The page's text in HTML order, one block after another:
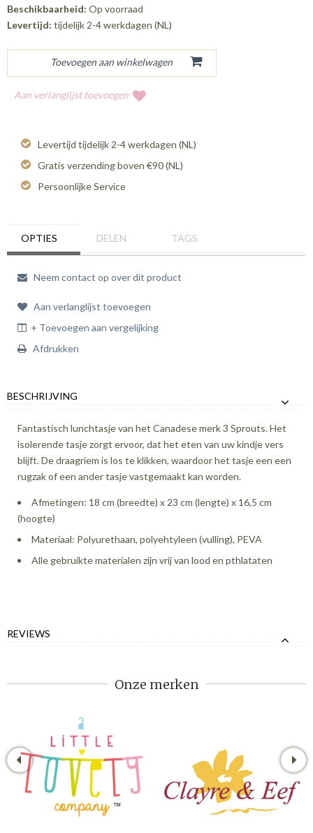
Beschikbaarheid: Op voorraad
Levertijd: tijdelijk 2-4 werkdagen (NL)
Aan verlanglijst toevoegen
Levertijd tijdelijk 2-4 werkdagen (NL)
Gratis verzending boven €90 (NL)
Persoonlijke Service
OPTIES DELEN TAGS
Neem contact op over dit product
Aan verlanglijst toevoegen
+ Toevoegen aan vergelijking
Afdrukken
BESCHRIJVING
Fantastisch lunchtasje van het Canadese merk 3 Sprouts. Het
isolerende tasje zorgt ervoor, dat het eten van uw kindje vers
blijft. De draagriem is los te klikken, waardoor het tasje een een
rugzak of een ander tasje vastgemaakt kan worden.
Afmetingen: 18 cm (breedte) x 23 cm (lengte) x 16,5 cm
(hoogte)
Materiaal: Polyurethaan, polyehtyleen (vulling), PEVA
Alle gebruikte materialen zijn vrij van lood en pthlataten
REVIEWS
Onze merken